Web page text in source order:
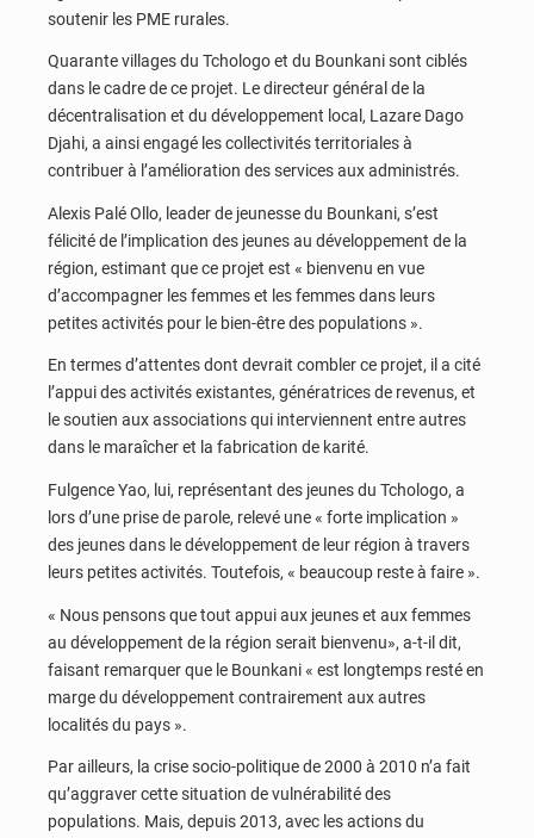
soutenir les PME rurales.
Quarante villages du Tchologo et du Bounkani sont ciblés
dans le cadre de ce projet. Le directeur général de la
décentralisation et du développement local, Lazare Dago
Djahi, a ainsi engagé les collectivités territoriales à
contribuer à l’amélioration des services aux administrés.
Alexis Palé Ollo, leader de jeunesse du Bounkani, s’est
félicité de l’implication des jeunes au développement de la
région, estimant que ce projet est « bienvenu en vue
d’accompagner les femmes et les femmes dans leurs
petites activités pour le bien-être des populations ».
En termes d’attentes dont devrait combler ce projet, il a cité
l’appui des activités existantes, génératrices de revenus, et
le soutien aux associations qui interviennent entre autres
dans le maraîcher et la fabrication de karité.
Fulgence Yao, lui, représentant des jeunes du Tchologo, a
lors d’une prise de parole, relevé une « forte implication »
des jeunes dans le développement de leur région à travers
leurs petites activités. Toutefois, « beaucoup reste à faire ».
« Nous pensons que tout appui aux jeunes et aux femmes
au développement de la région serait bienvenu», a-t-il dit,
faisant remarquer que le Bounkani « est longtemps resté en
marge du développement contrairement aux autres
localités du pays ».
Par ailleurs, la crise socio-politique de 2000 à 2010 n’a fait
qu’aggraver cette situation de vulnérabilité des
populations. Mais, depuis 2013, avec les actions du